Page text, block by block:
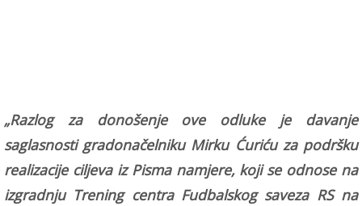
„Razlog za donošenje ove odluke je davanje
saglasnosti gradonačelniku Mirku Ćuriću za podršku
realizacije ciljeva iz Pisma namjere, koji se odnose na
izgradnju Trening centra Fudbalskog saveza RS na